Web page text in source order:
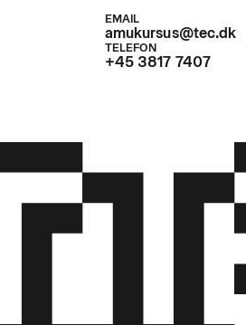
EMAIL
amukursus@tec.dk
TELEFON
+45 3817 7407